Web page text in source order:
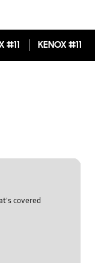
KENOX #11
#11
covered